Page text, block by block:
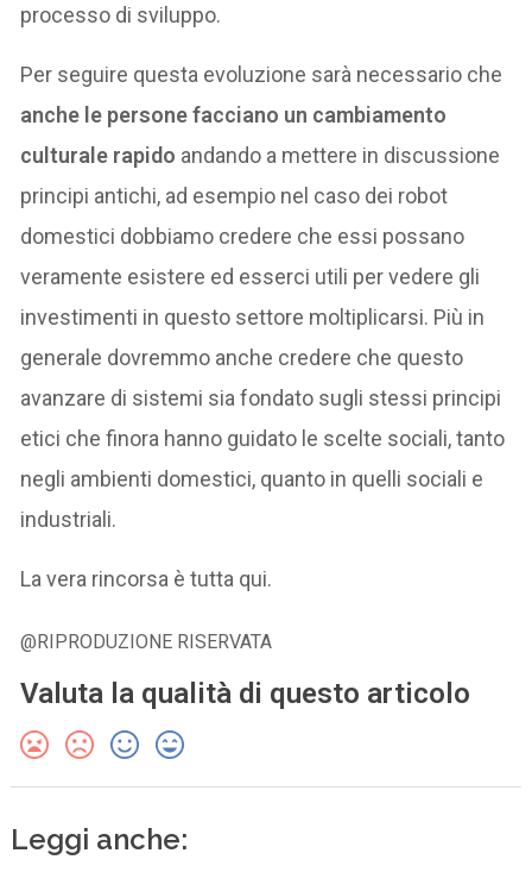
processo di sviluppo.
Per seguire questa evoluzione sarà necessario che
anche le persone facciano un cambiamento
culturale rapido andando a mettere in discussione
principi antichi, ad esempio nel caso dei robot
domestici dobbiamo credere che essi possano
veramente esistere ed esserci utili per vedere gli
investimenti in questo settore moltiplicarsi. Più in
generale dovremmo anche credere che questo
avanzare di sistemi sia fondato sugli stessi principi
etici che finora hanno guidato le scelte sociali, tanto
negli ambienti domestici, quanto in quelli sociali e
industriali.
La vera rincorsa è tutta qui.
@RIPRODUZIONE RISERVATA
Valuta la qualità di questo articolo
Leggi anche: